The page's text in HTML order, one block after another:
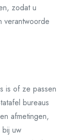
zodat u
verantwoorde
is of ze passen
bureaus
afmetingen,
uw